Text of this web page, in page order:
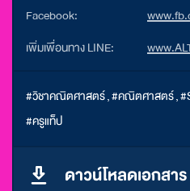
Facebook:
เพิ่มเพื่อนทาง LINE:
#วิชาคณิตศาสตร์,#คณิตศาสตร์,
#ครูแท็ป
ดาวน์โหลดเอกสาร